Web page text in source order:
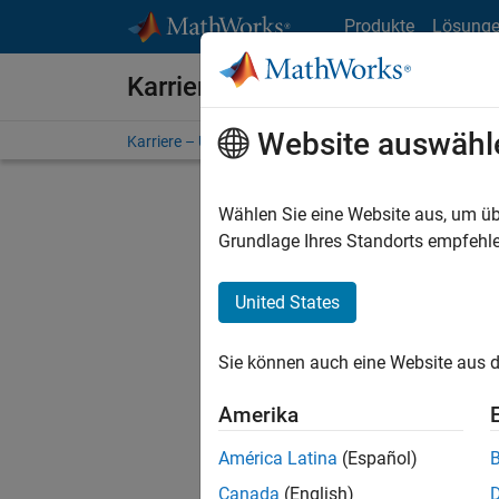
Produkte
Karriere bei MathWorks
Karriere – Übersicht Stellensuche
FILTER:
Stellen
Es
Region
Website
Wählen Sie eine Website aus, um
Grundlage Ihres Standorts
United States
Sie können auch eine Website aus
Amerika
América Latina (Español)
Canada (English)